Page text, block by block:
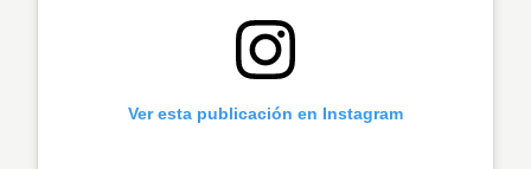
Ver esta publicación en Instagram